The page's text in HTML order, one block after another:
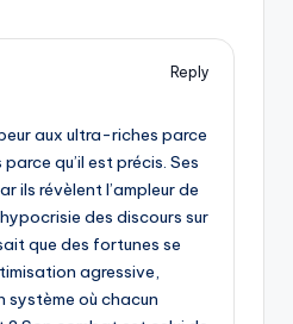
Reply
aux ultra-riches parce
qu’il est précis. Ses
ils révèlent l’ampleur de
des discours sur
que des fortunes se
agressive,
système où chacun